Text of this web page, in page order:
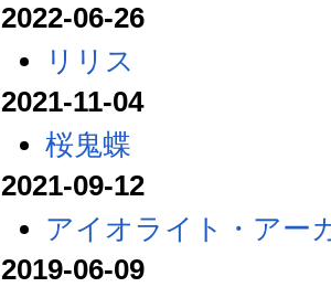
2022-06-26
リリス
2021-11-04
桜鬼蝶
2021-09-12
アイオライト・アー
2019-06-09